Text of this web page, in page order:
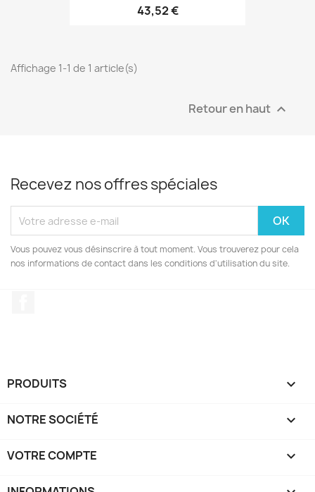
43,52 €
Affichage 1-1 de 1 article(s)
Retour en haut 
Recevez nos offres spéciales
Vous pouvez vous désinscrire à tout moment. Vous trouverez pour cela
nos informations de contact dans les conditions d'utilisation du site.
PRODUITS 
NOTRE SOCIÉTÉ 
VOTRE COMPTE 